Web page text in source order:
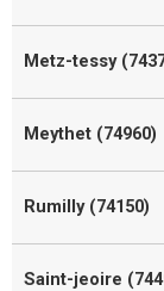
Metz-tessy
Meythet (74960)
Rumilly (74150)
Saint-jeoire